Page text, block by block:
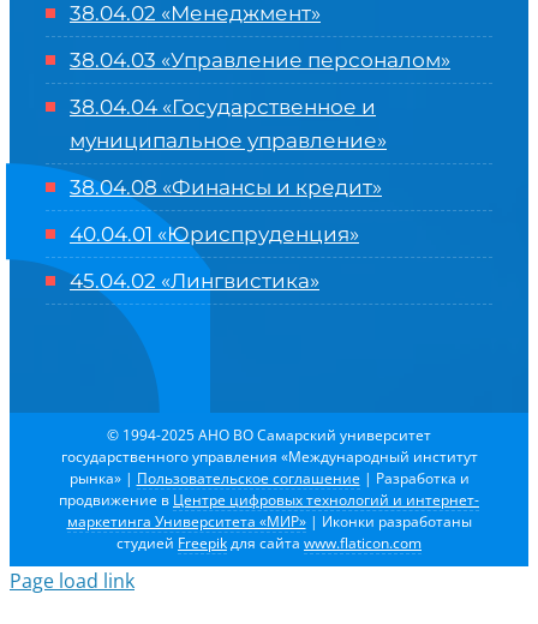
38.04.02 «Менеджмент»
38.04.03 «Управление персоналом»
38.04.04 «Государственное и
муниципальное управление»
38.04.08 «Финансы и кредит»
40.04.01 «Юриспруденция»
45.04.02 «Лингвистика»
© 1994-2025 АНО ВО Самарский университет
государственного управления «Международный институт
рынка» | Пользовательское соглашение | Разработка и
продвижение в Центре цифровых технологий и интернет-
маркетинга Университета «МИР»| Иконки разработаны
студией Freepikдля сайта www.flaticon.com
Page load link